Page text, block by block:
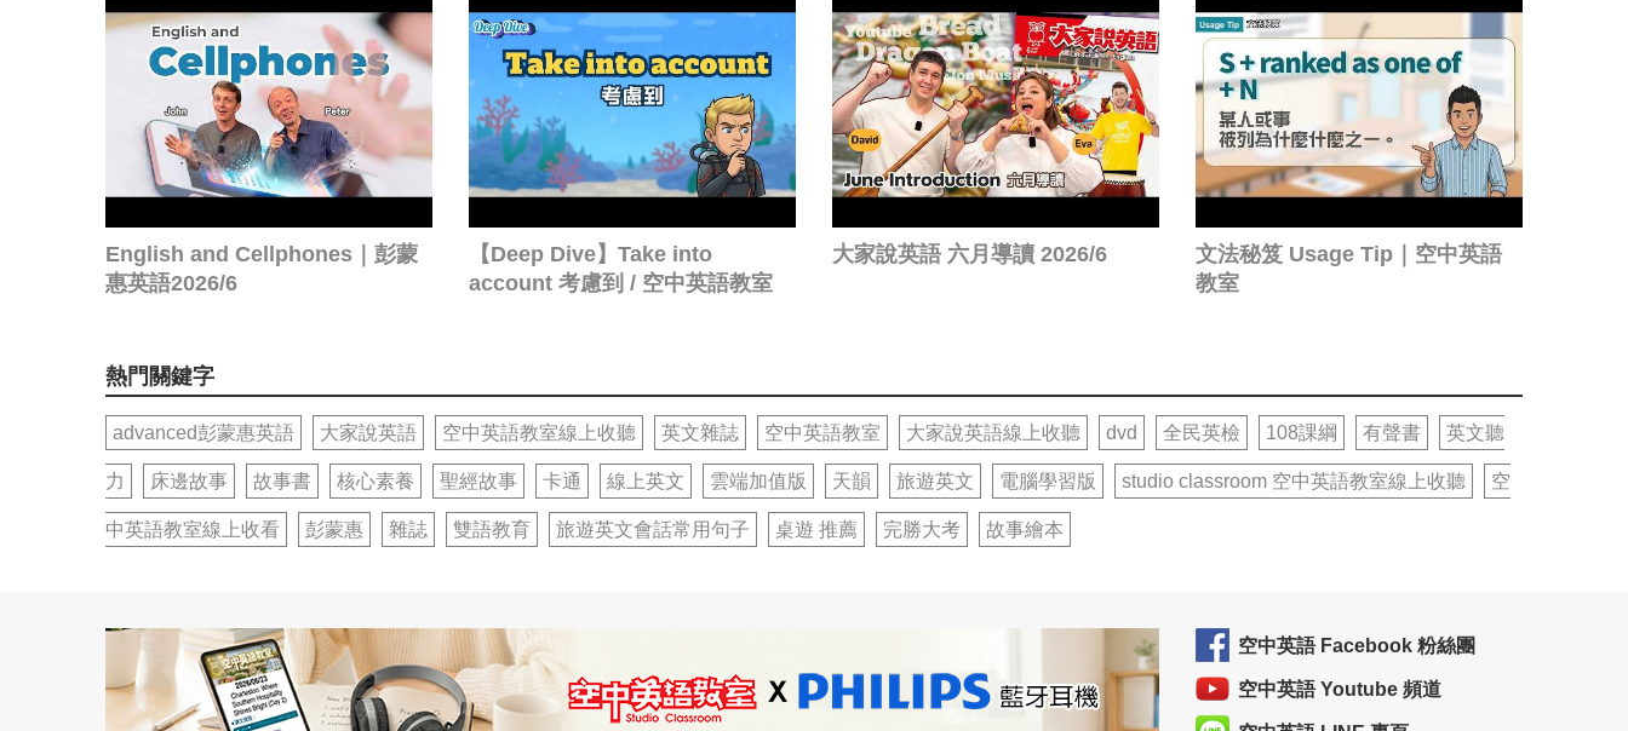
English and Cellphones｜彭蒙
惠英語2026/6
【Deep Dive】Take into
account 考慮到 / 空中英語教室
大家說英語 六月導讀 2026/6
文法秘笈 Usage Tip｜空中英語
教室
熱門關鍵字
advanced彭蒙惠英語 大家說英語 空中英語教室線上收聽 英文雜誌 空中英語教室 大家說英語線上收聽 dvd 全民英檢 108課綱 有聲書 英文聽
力 床邊故事 故事書 核心素養 聖經故事 卡通 線上英文 雲端加值版 天韻 旅遊英文 電腦學習版 studio classroom 空中英語教室線上收聽 空
中英語教室線上收看 彭蒙惠 雜誌 雙語教育 旅遊英文會話常用句子 桌遊 推薦 完勝大考 故事繪本
空中英語 Facebook 粉絲團
空中英語 Youtube 頻道